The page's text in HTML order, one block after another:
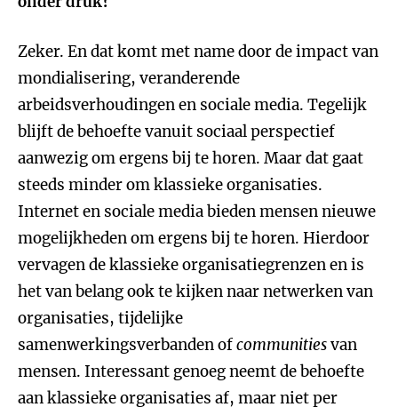
Zeker. En dat komt met name door de impact van
mondialisering, veranderende
arbeidsverhoudingen en sociale media. Tegelijk
blijft de behoefte vanuit sociaal perspectief
aanwezig om ergens bij te horen. Maar dat gaat
steeds minder om klassieke organisaties.
Internet en sociale media bieden mensen nieuwe
mogelijkheden om ergens bij te horen. Hierdoor
vervagen de klassieke organisatiegrenzen en is
het van belang ook te kijken naar netwerken van
organisaties, tijdelijke
samenwerkingsverbanden ofcommunitiesvan
mensen. Interessant genoeg neemt de behoefte
aan klassieke organisaties af, maar niet per